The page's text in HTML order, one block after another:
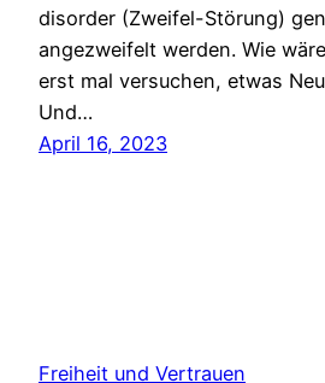
disorder (Zweifel-Störung)
angezweifelt werden. Wie
erst mal versuchen, etwas
Und…
April 16, 2023
Freiheit und Vertrauen